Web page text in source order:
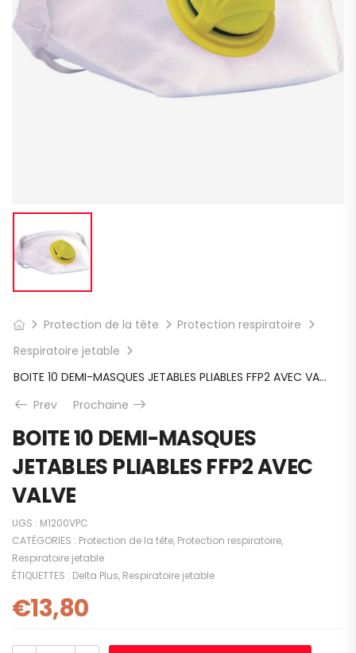
Protection de la tête
Protection respiratoire
Respiratoire jetable
BOITE 10 DEMI-MASQUES JETABLES PLIABLES FFP2 AVEC VALVE
Prev
Prochaine
BOITE 10 DEMI-MASQUES
JETABLES PLIABLES FFP2 AVEC
VALVE
UGS : M1200VPC
CATÉGORIES : Protection de la tête, Protection respiratoire,
Respiratoire jetable
ÉTIQUETTES : Delta Plus, Respiratoire jetable
€13,80